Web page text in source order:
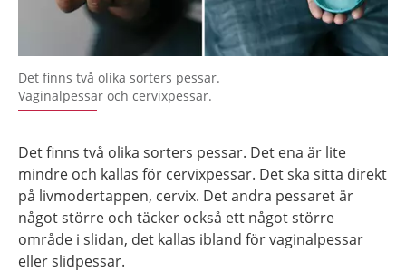
Det finns två olika sorters pessar.
Vaginalpessar och cervixpessar.
Det finns två olika sorters pessar. Det ena är lite
mindre och kallas för cervixpessar. Det ska sitta direkt
på livmodertappen, cervix. Det andra pessaret är
något större och täcker också ett något större
område i slidan, det kallas ibland för vaginalpessar
eller slidpessar.